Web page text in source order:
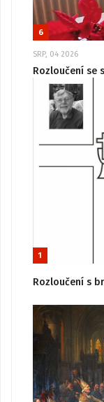
6
SRP, 04 2026
Rozloučení se
1
Rozloučení s